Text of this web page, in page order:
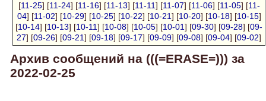
[11-25] [11-24] [11-16] [11-13] [11-11] [11-07] [11-06] [11-05] [11-
04] [11-02] [10-29] [10-25] [10-22] [10-21] [10-20] [10-18] [10-15]
[10-14] [10-13] [10-11] [10-08] [10-05] [10-01] [09-30] [09-28] [09-
27] [09-26] [09-21] [09-18] [09-17] [09-09] [09-08] [09-04] [09-02]
Архив сообщений на (((=ERASE=))) за
2022-02-25